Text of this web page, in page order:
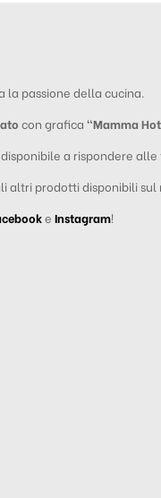
la passione della cucina.
con grafica “Mamma Hot
a rispondere
altri prodotti disponibili sul
e Instagram!